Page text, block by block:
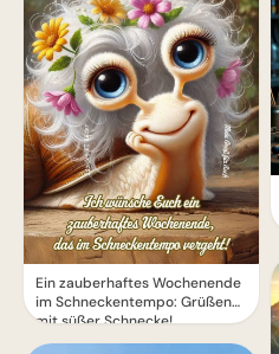
Ein zauberhaftes Wochenende
im Schneckentempo: Grüßen
mit süßer Schnecke!